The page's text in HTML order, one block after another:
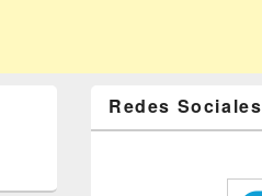
Redes Sociales